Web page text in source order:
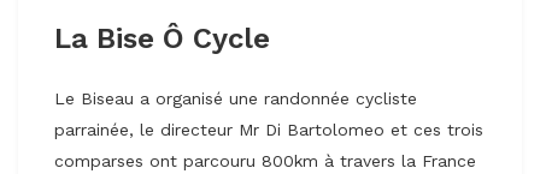
La Bise Ô Cycle
Le Biseau a organisé une randonnée cycliste
parrainée, le directeur Mr Di Bartolomeo et ces trois
comparses ont parcouru 800km à travers la France